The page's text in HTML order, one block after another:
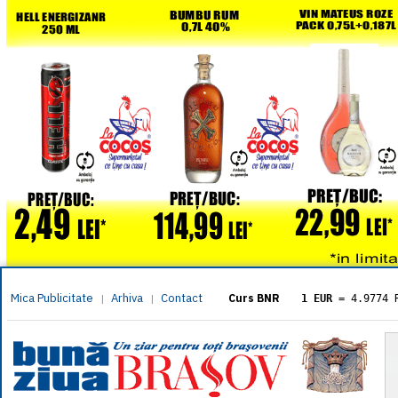
Mica Publicitate | Arhiva | Contact Curs BNR 1 EUR = 4.9774
= 5.8304
1 XAU= 464.4611
1 AED= 1.1933
1 AUD= 2.7957
1 BGN= 2.5449